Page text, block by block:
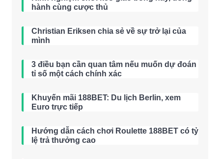
hành cùng cược thủ
Christian Eriksen chia sẻ về sự trở lại của
mình
3 điều bạn cần quan tâm nếu muốn dự đoán
tỉ số một cách chính xác
Khuyến mãi 188BET: Du lịch Berlin, xem
Euro trực tiếp
Hướng dẫn cách chơi Roulette 188BET có tỷ
lệ trả thưởng cao